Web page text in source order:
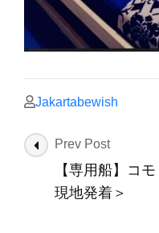
Jakartabewish
Post
Navigation
Prev Post
【専用船】コ
現地発着＞